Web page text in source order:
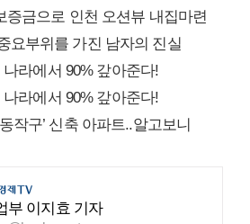
증금으로 인천 오션뷰 내집마련
요부위를 가진 남자의 진실
라에서 90% 갚아준다!
라에서 90% 갚아준다!
작구’ 신축 아파트..알고보니
부 이지효 기자